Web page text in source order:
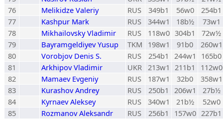
76
Melikidze Valeriy RUS 349b1 56w0
254b1
77
Kashpur Mark RUS 344w1 18b½
73w1
78
Mikhailovsky Vladimir RUS 118w0 304b1
72w½
79
Bayramgeldiyev Yusup TKM 198w1 91b0
260w1
80
Vorobjov Denis S. RUS 254b1 244w1
165b0
81
Arkhipov Vladimir UKR 213w1 211b1
112w0
82
Mamaev Evgeniy RUS 187w1 32b0
358w1
83
Kurashov Andrey RUS 250b1 206w1
27b½
84
Kyrnaev Aleksey RUS 340w1 21b½
52w0
85
Rozmanov Aleksandr RUS 256b1 157w0 227b1